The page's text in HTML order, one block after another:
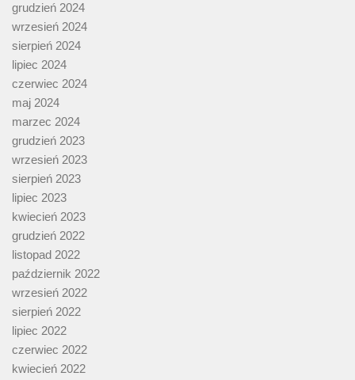
grudzień 2024
wrzesień 2024
sierpień 2024
lipiec 2024
czerwiec 2024
maj 2024
marzec 2024
grudzień 2023
wrzesień 2023
sierpień 2023
lipiec 2023
kwiecień 2023
grudzień 2022
listopad 2022
październik 2022
wrzesień 2022
sierpień 2022
lipiec 2022
czerwiec 2022
kwiecień 2022